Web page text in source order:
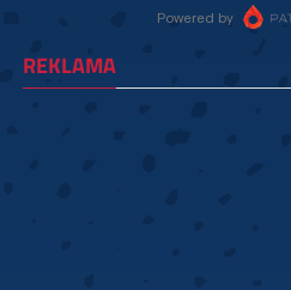
REKLAMA